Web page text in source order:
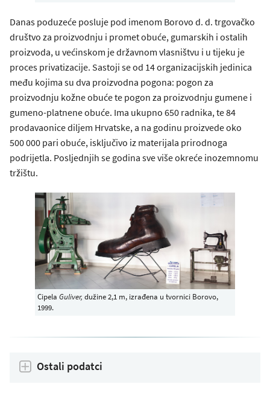
Danas poduzeće posluje pod imenom Borovo d. d. trgovačko
društvo za proizvodnju i promet obuće, gumarskih i ostalih
proizvoda, u većinskom je državnom vlasništvu i u tijeku je
proces privatizacije. Sastoji se od 14 organizacijskih jedinica
među kojima su dva proizvodna pogona: pogon za
proizvodnju kožne obuće te pogon za proizvodnju gumene i
gumeno-platnene obuće. Ima ukupno 650 radnika, te 84
prodavaonice diljem Hrvatske, a na godinu proizvede oko
500 000 pari obuće, isključivo iz materijala prirodnoga
podrijetla. Posljednjih se godina sve više okreće inozemnomu
tržištu.
Cipela Guliver, dužine 2,1 m, izrađena u tvornici Borovo,
1999.
Ostali podatci